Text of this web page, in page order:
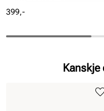
Pris
399,-
Kanskje